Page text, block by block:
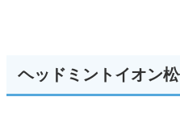
ヘッドミントイオン